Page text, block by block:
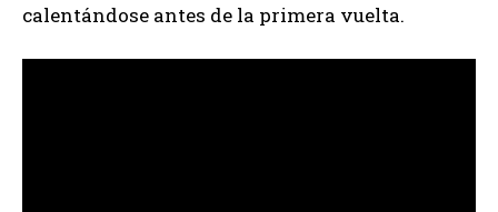
calentándose antes de la primera vuelta.